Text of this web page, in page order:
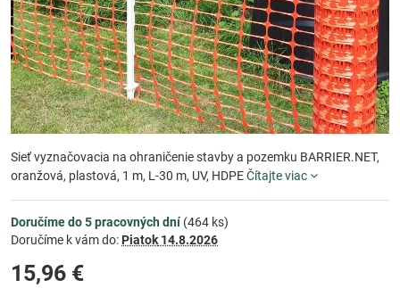
Sieť vyznačovacia na ohraničenie stavby a pozemku BARRIER.NET,
oranžová, plastová, 1 m, L-30 m, UV, HDPEČítajte viac
Doručíme do 5 pracovných dní(464 ks)
Doručíme k vám do: Piatok 14.8.2026
15,96 €